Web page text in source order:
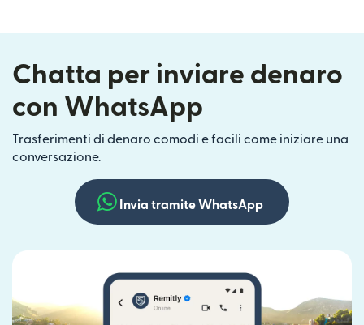
Chatta per inviare denaro
con WhatsApp
Trasferimenti di denaro comodi e facili come iniziare una
conversazione.
Invia tramite WhatsApp